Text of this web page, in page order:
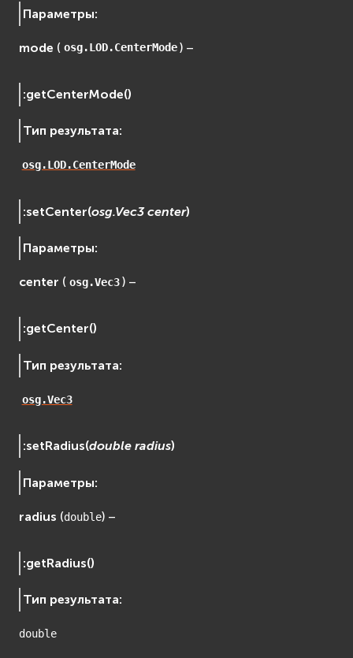
Параметры:
mode ( osg.LOD.CenterMode ) –
:getCenterMode()
Тип результата:
osg.LOD.CenterMode
:setCenter(osg.Vec3 center)
Параметры:
center ( osg.Vec3 ) –
:getCenter()
Тип результата:
osg.Vec3
:setRadius(double radius)
Параметры:
radius (double) –
:getRadius()
Тип результата:
double